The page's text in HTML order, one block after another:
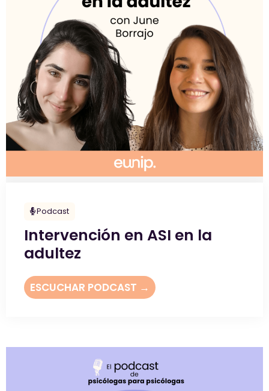
Podcast
Intervención en ASI en la
adultez
ESCUCHAR PODCAST →